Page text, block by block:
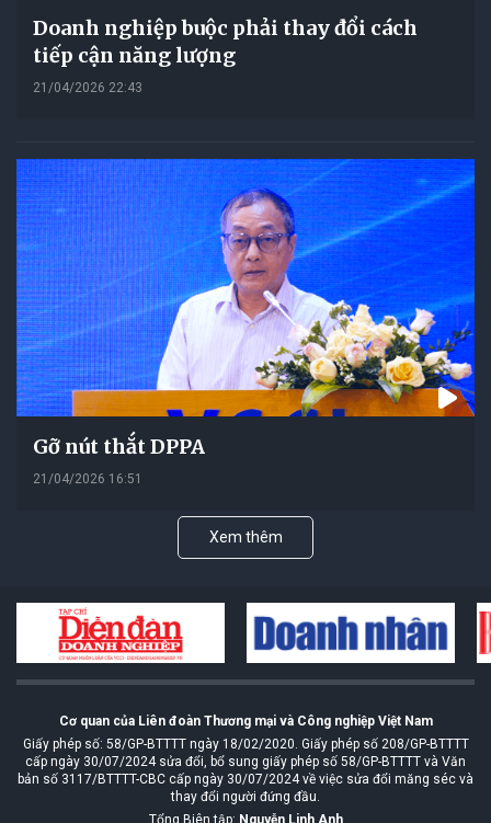
Doanh nghiệp buộc phải thay đổi cách
tiếp cận năng lượng
21/04/2026 22:43
Gỡ nút thắt DPPA
21/04/2026 16:51
Xem thêm
Cơ quan của Liên đoàn Thương mại và Công nghiệp Việt Nam
Giấy phép số: 58/GP-BTTTT ngày 18/02/2020. Giấy phép số 208/GP-BTTTT
cấp ngày 30/07/2024 sửa đổi, bổ sung giấy phép số 58/GP-BTTTT và Văn
bản số 3117/BTTTT-CBC cấp ngày 30/07/2024 về việc sửa đổi măng séc và
thay đổi người đứng đầu.